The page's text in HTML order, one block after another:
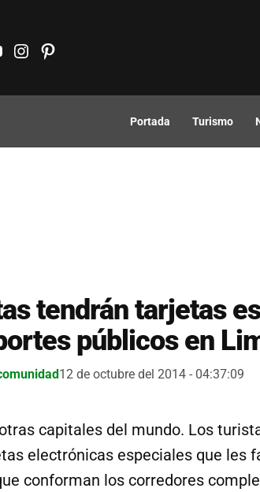
Instagram
Pinterest
Portada Turismo
tendrán tarjetas
públicos en
12 de octubre del 2014 - 04:37:09
capitales del mundo. Los
electrónicas especiales que les
conforman los corredores